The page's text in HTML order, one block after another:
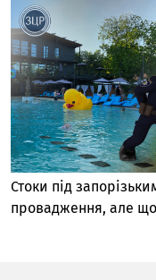
Стоки під
провадження, але що